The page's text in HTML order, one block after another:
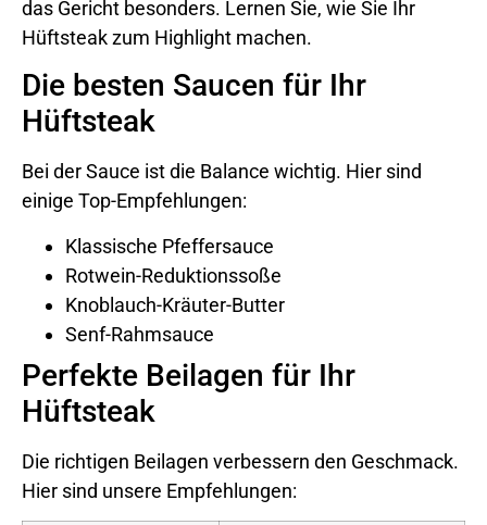
das Gericht besonders. Lernen Sie, wie Sie Ihr
Hüftsteak zum Highlight machen.
Die besten Saucen für Ihr
Hüftsteak
Bei der Sauce ist die Balance wichtig. Hier sind
einige Top-Empfehlungen:
Klassische Pfeffersauce
Rotwein-Reduktionssoße
Knoblauch-Kräuter-Butter
Senf-Rahmsauce
Perfekte Beilagen für Ihr
Hüftsteak
Die richtigen Beilagen verbessern den Geschmack.
Hier sind unsere Empfehlungen: